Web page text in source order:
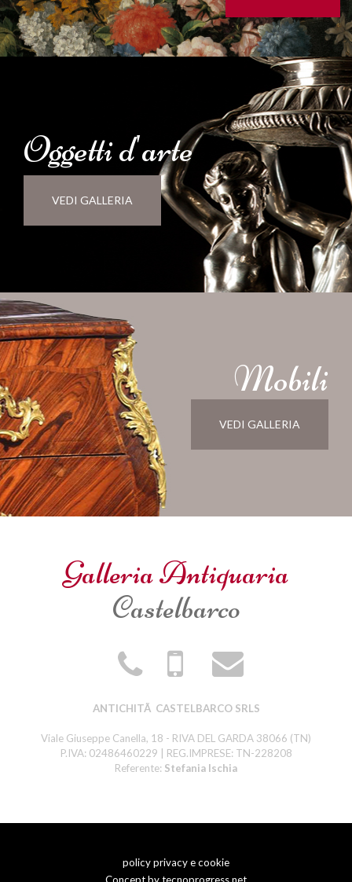
Oggetti d'arte
VEDI GALLERIA
Mobili
VEDI GALLERIA
Galleria Antiquaria
Castelbarco
ANTICHITÃ CASTELBARCO SRLS
Viale Giuseppe Canella, 18 - RIVA DEL GARDA 38066 (TN)
P.IVA: 02486460229 | REG.IMPRESE: TN-228208
Referente: Stefania Ischia
policy privacy e cookie